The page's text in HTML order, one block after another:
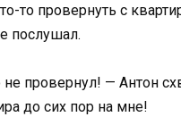
то провернуть с
послушал.
провернул! — Антон
до сих пор на мне!